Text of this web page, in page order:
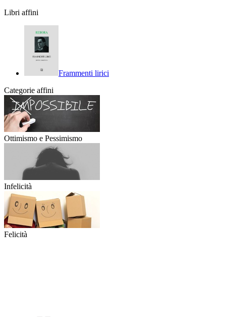
Libri affini
Frammenti lirici
Categorie affini
Ottimismo e Pessimismo
Infelicità
Felicità